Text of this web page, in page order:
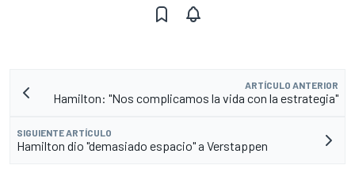
ARTÍCULO ANTERIOR
Hamilton: "Nos complicamos la vida con la estrategia"
SIGUIENTE ARTÍCULO
Hamilton dio "demasiado espacio" a Verstappen